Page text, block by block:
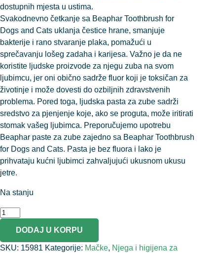
dostupnih mjesta u ustima.
Svakodnevno četkanje sa Beaphar Toothbrush for
Dogs and Cats uklanja čestice hrane, smanjuje
bakterije i rano stvaranje plaka, pomažući u
sprečavanju lošeg zadaha i karijesa. Važno je da ne
koristite ljudske proizvode za njegu zuba na svom
ljubimcu, jer oni obično sadrže fluor koji je toksičan za
životinje i može dovesti do ozbiljnih zdravstvenih
problema. Pored toga, ljudska pasta za zube sadrži
sredstvo za pjenjenje koje, ako se proguta, može iritirati
stomak vašeg ljubimca. Preporučujemo upotrebu
Beaphar paste za zube zajedno sa Beaphar Toothbrush
for Dogs and Cats. Pasta je bez fluora i lako je
prihvataju kućni ljubimci zahvaljujući ukusnom ukusu
jetre.
Na stanju
DODAJ U KORPU
SKU: 15981 Kategorije: Mačke, Njega i higijena za